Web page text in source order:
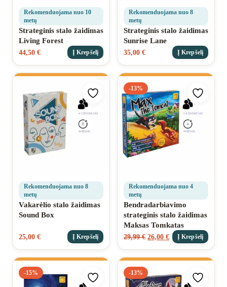
Rekomenduojama nuo 10
metų
Strateginis stalo žaidimas
Living Forest
44,50 € Į Krepšelį
Rekomenduojama nuo 8
metų
Strateginis stalo žaidimas
Sunrise Lane
35,00 € Į Krepšelį
Pridėti prie mėgstamiausių
Rekomenduojama nuo 8
metų
Vakarėlio stalo žaidimas
Sound Box
25,00 € Į Krepšelį
-13%
Pridėti
Rekomenduojama nuo 4
metų
Bendradarbiavimo
strateginis stalo žaidimas
Maksas Tomkatas
29,99€ 26,00 € Į Krepšelį
-15%
Pridėti prie mėgstamiausių
-13%
Pridėti